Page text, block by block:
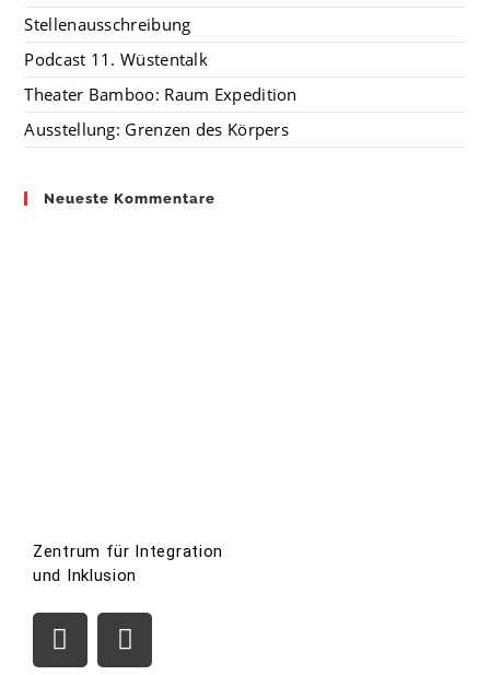
Stellenausschreibung
Podcast 11. Wüstentalk
Theater Bamboo: Raum Expedition
Ausstellung: Grenzen des Körpers
Neueste Kommentare
Zentrum für Integration
und Inklusion